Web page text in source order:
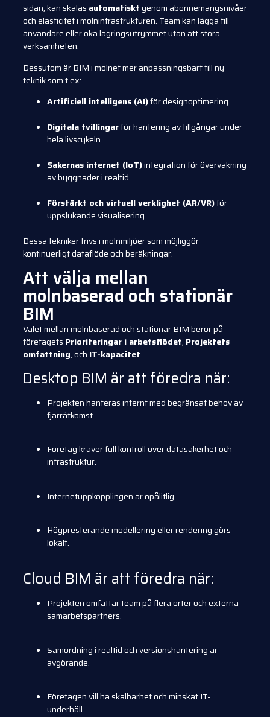
sidan, kan skalas automatisktgenom abonnemangsnivåer
och elasticitet i molninfrastrukturen. Team kan lägga till
användare eller öka lagringsutrymmet utan att störa
verksamheten.
Dessutom är BIM i molnet mer anpassningsbart till ny
teknik som t.ex:
Artificiell intelligens (AI)för designoptimering.
Digitala tvillingarför hantering av tillgångar under
hela livscykeln.
Sakernas internet (IoT)integration för övervakning
av byggnader i realtid.
Förstärkt och virtuell verklighet (AR/VR)för
uppslukande visualisering.
Dessa tekniker trivs i molnmiljöer som möjliggör
kontinuerligt dataflöde och beräkningar.
Att välja mellan
molnbaserad och stationär
BIM
Valet mellan molnbaserad och stationär BIM beror på
företagets Prioriteringar i arbetsflödet, Projektets
omfattning, och IT-kapacitet.
Desktop BIM är att föredra när:
Projekten hanteras internt med begränsat behov av
fjärråtkomst.
Företag kräver full kontroll över datasäkerhet och
infrastruktur.
Internetuppkopplingen är opålitlig.
Högpresterande modellering eller rendering görs
lokalt.
Cloud BIM är att föredra när:
Projekten omfattar team på flera orter och externa
samarbetspartners.
Samordning i realtid och versionshantering är
avgörande.
Företagen vill ha skalbarhet och minskat IT-
underhåll.